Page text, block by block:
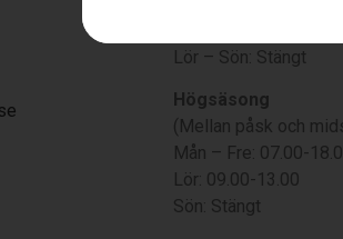
Lör – Sön: Stängt
Högsäsong
(Mellan påsk och
Mån – Fre: 07.00-
Lör: 09.00-13.00
Sön: Stängt